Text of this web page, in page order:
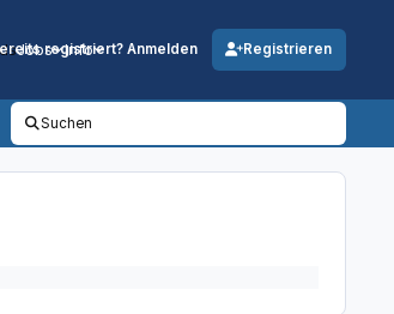
Jobs Info
registriert? Anmelden Registrieren
Suchen